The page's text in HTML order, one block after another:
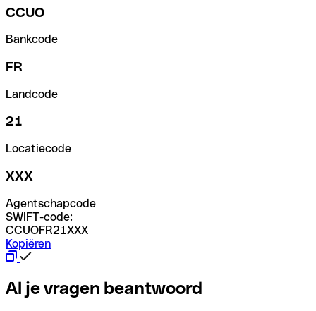
CCUO
Bankcode
FR
Landcode
21
Locatiecode
XXX
Agentschapcode
SWIFT-code:
CCUOFR21XXX
Kopiëren
Al je vragen beantwoord